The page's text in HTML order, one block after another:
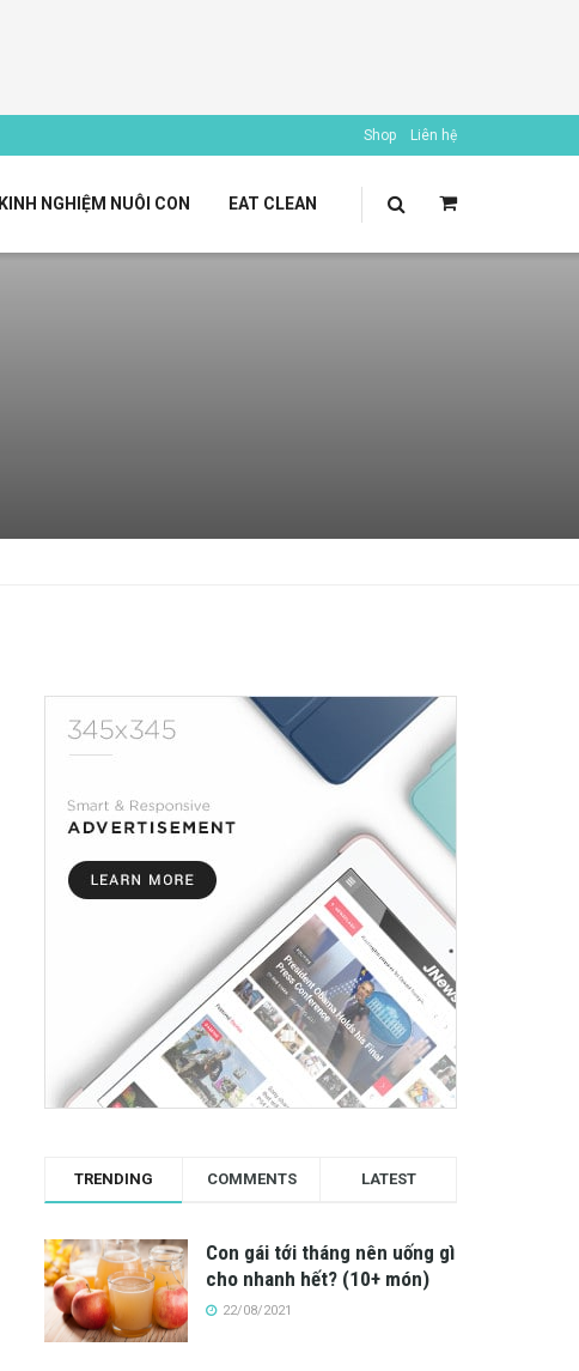
Shop Liên hệ
KINH NGHIỆM NUÔI CON EAT CLEAN
TRENDING COMMENTS LATEST
Con gái tới tháng nên uống gì
cho nhanh hết? (10+ món)
22/08/2021